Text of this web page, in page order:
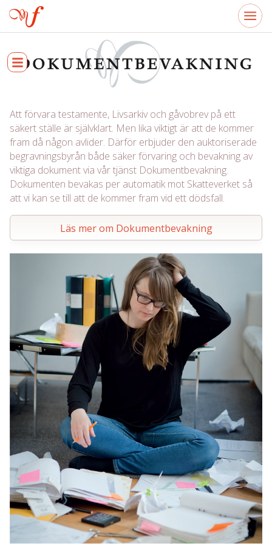
Att förvara testamente, Livsarkiv och gåvobrev på ett
säkert ställe är självklart. Men lika viktigt är att de kommer
fram då någon avlider. Därför erbjuder den auktoriserade
begravningsbyrån både säker förvaring och bevakning av
viktiga dokument via vår tjänst Dokumentbevakning.
Dokumenten bevakas per automatik mot Skatteverket så
att vi kan se till att de kommer fram vid ett dödsfall.
Läs mer om Dokumentbevakning